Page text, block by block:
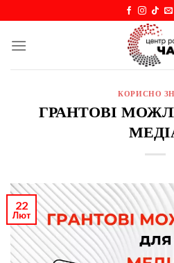
content
КОРИСНО
ГРАНТОВІ
22
Лют